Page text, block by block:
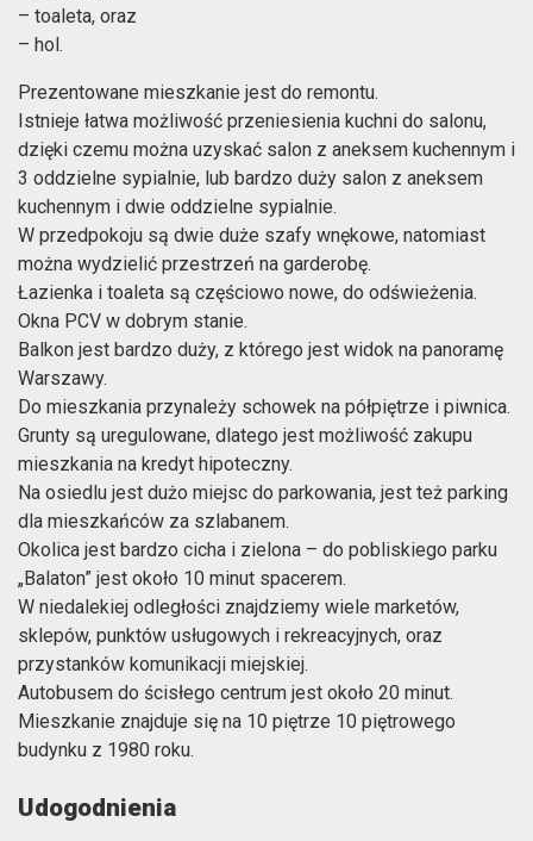
– toaleta, oraz
– hol.
Prezentowane mieszkanie jest do remontu.
Istnieje łatwa możliwość przeniesienia kuchni do salonu,
dzięki czemu można uzyskać salon z aneksem kuchennym i
3 oddzielne sypialnie, lub bardzo duży salon z aneksem
kuchennym i dwie oddzielne sypialnie.
W przedpokoju są dwie duże szafy wnękowe, natomiast
można wydzielić przestrzeń na garderobę.
Łazienka i toaleta są częściowo nowe, do odświeżenia.
Okna PCV w dobrym stanie.
Balkon jest bardzo duży, z którego jest widok na panoramę
Warszawy.
Do mieszkania przynależy schowek na półpiętrze i piwnica.
Grunty są uregulowane, dlatego jest możliwość zakupu
mieszkania na kredyt hipoteczny.
Na osiedlu jest dużo miejsc do parkowania, jest też parking
dla mieszkańców za szlabanem.
Okolica jest bardzo cicha i zielona – do pobliskiego parku
„Balaton” jest około 10 minut spacerem.
W niedalekiej odległości znajdziemy wiele marketów,
sklepów, punktów usługowych i rekreacyjnych, oraz
przystanków komunikacji miejskiej.
Autobusem do ścisłego centrum jest około 20 minut.
Mieszkanie znajduje się na 10 piętrze 10 piętrowego
budynku z 1980 roku.
Udogodnienia